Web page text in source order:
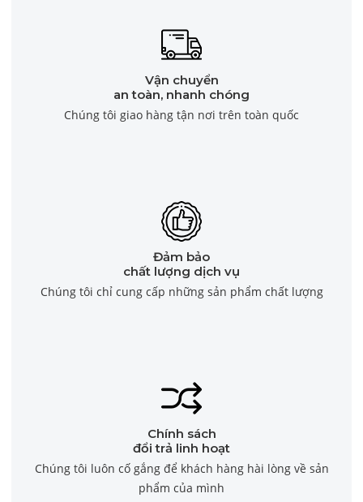
Vận chuyển
an toàn, nhanh chóng
Chúng tôi giao hàng tận nơi trên toàn quốc
Đảm bảo
chất lượng dịch vụ
Chúng tôi chỉ cung cấp những sản phẩm chất lượng
Chính sách
đổi trả linh hoạt
Chúng tôi luôn cố gắng để khách hàng hài lòng về sản
phẩm của mình